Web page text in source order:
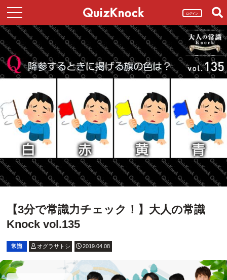
ログイン
【3分で常識力チェック！】大人の常識
Knock vol.135
常識 オグラサトシ 2019.04.08